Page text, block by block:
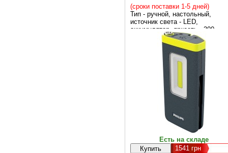
(сроки поставки 1-5 дней)
Тип - ручной, настольный,
источник света - LED,
аккумулятор, яркость - 300
люмен, элементы питания -
встроенный аккумулятор, Li-Ion
Есть на складе
1541 грн